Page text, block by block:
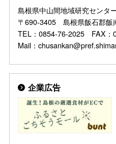
島根県中山間地域研究センタ
〒690-3405 島根県飯石郡飯
TEL：0854-76-2025 FAX：
Mail：
企業広告